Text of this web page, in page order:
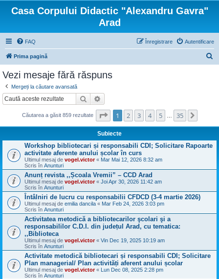
Casa Corpului Didactic "Alexandru Gavra"
Arad
FAQ Autentificare
Înregistrare
Prima pagină
e
Vezi mesaje fără răspuns
Mergeți la căutare avansată
Căutare
Căutarea a găsit 859 rezultate Pagina1 din 35
1 2 3 4 5 35
Subiecte
Workshop bibliotecari și responsabili CDI; Solicitare Rapoarte
activitate aferente anului școlar în curs
Ultimul mesaj de vogel.victor« Mar Mai 12, 2026 8:32 am
Scris în Anunturi
Anunț revista ,,Școala Vremii” – CCD Arad
Ultimul mesaj de vogel.victor« Joi Apr 30, 2026 11:42 am
Scris în Anunturi
Întâlniri de lucru cu responsabilii CFDCD (3-4 martie 2026)
Ultimul mesaj de emilia dancila « Mar Feb 24, 2026 3:03 pm
Scris în Anunturi
Activitatea metodică a bibliotecarilor şcolari şi a
responsabililor C.D.I. din județul Arad, cu tematica:
,,Biblioteca
Ultimul mesaj de vogel.victor« Vin Dec 19, 2025 10:19 am
Scris în Anunturi
Activitate metodică bibliotecari și responsabili CDI; Solicitare
Plan managerial/ Plan activități aferent anului școlar
Ultimul mesaj de vogel.victor« Lun Dec 08, 2025 2:28 pm
Scris în Anunturi